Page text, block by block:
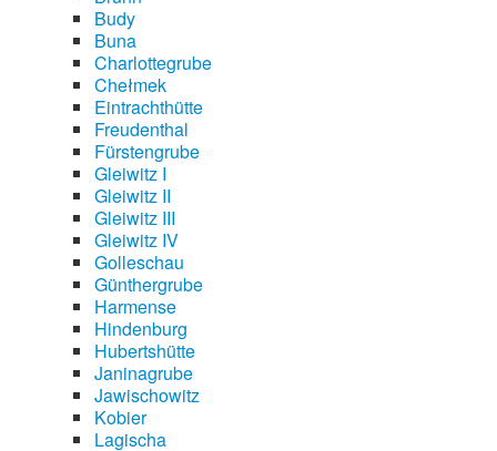
Budy
Buna
Charlottegrube
Chełmek
Eintrachthütte
Freudenthal
Fürstengrube
Gleiwitz I
Gleiwitz II
Gleiwitz III
Gleiwitz IV
Golleschau
Günthergrube
Harmense
Hindenburg
Hubertshütte
Janinagrube
Jawischowitz
Kobier
Lagischa